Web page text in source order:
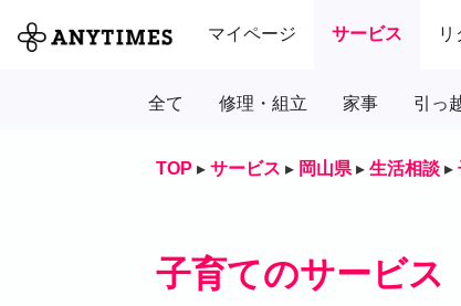
マイページ サービス リ
全て 修理・組立 家事 引っ
TOP ▸ サービス ▸ 岡山県 ▸ 生活相談 ▸
子育てのサービス